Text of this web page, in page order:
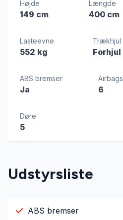
Højde
149 cm
Længde
400 cm
Lasteevne
552 kg
Trækhjul
Forhjul
ABS bremser
Ja
Airbags
6
Døre
5
Udstyrsliste
ABS bremser